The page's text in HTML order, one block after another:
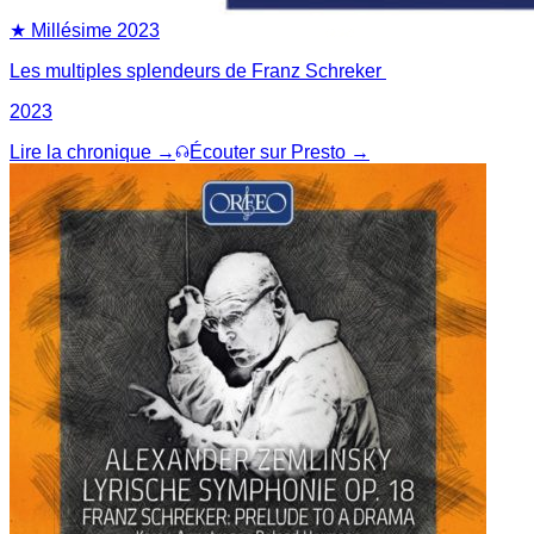
★ Millésime 2023
Les multiples splendeurs de Franz Schreker
2023
Lire la chronique →
Écouter sur Presto →